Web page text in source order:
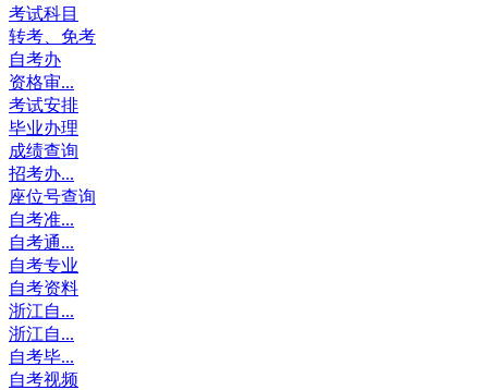
考试科目
转考、免考
自考办
资格审...
考试安排
毕业办理
成绩查询
招考办...
座位号查询
自考准...
自考通...
自考专业
自考资料
浙江自...
浙江自...
自考毕...
自考视频